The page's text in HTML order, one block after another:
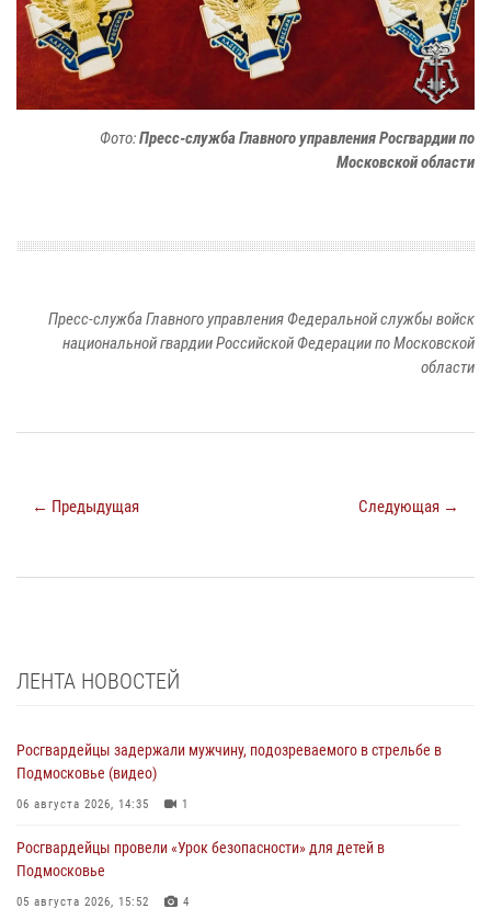
Фото:Пресс-служба Главного управления Росгвардии по
Московской области
Пресс-служба Главного управления Федеральной службы войск
национальной гвардии Российской Федерации по Московской
области
← Предыдущая Следующая →
ЛЕНТА НОВОСТЕЙ
Росгвардейцы задержали мужчину, подозреваемого в стрельбе в
Подмосковье (видео)
06 августа 2026, 14:35 1
Росгвардейцы провели «Урок безопасности» для детей в
Подмосковье
05 августа 2026, 15:52 4